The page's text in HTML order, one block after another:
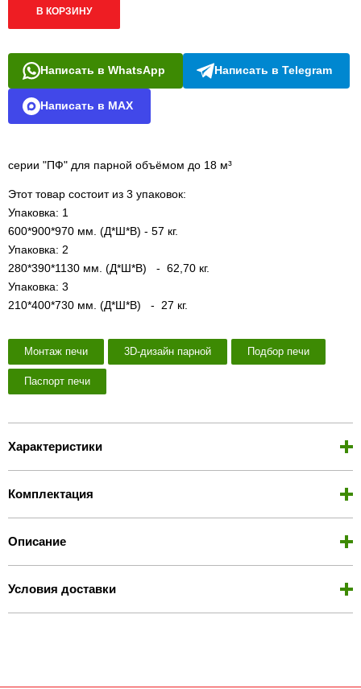
В КОРЗИНУ
Написать в WhatsApp Написать в Telegram
Написать в MAX
серии "ПФ" для парной объёмом до 18 м³
Этот товар состоит из 3 упаковок:
Упаковка: 1
600*900*970 мм. (Д*Ш*В) - 57 кг.
Упаковка: 2
280*390*1130 мм. (Д*Ш*B) - 62,70 кг.
Упаковка: 3
210*400*730 мм. (Д*Ш*В) - 27 кг.
Монтаж печи 3D-дизайн парной Подбор печи
Паспорт печи
Характеристики
Комплектация
Описание
Условия доставки